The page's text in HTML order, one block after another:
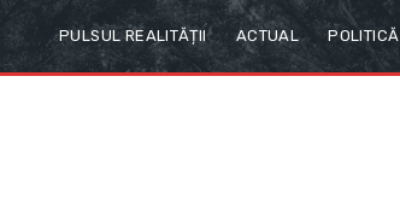
PULSUL REALITĂȚII ACTUAL POLITICĂ